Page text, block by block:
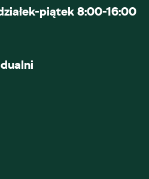
piątek 8:00-16:00